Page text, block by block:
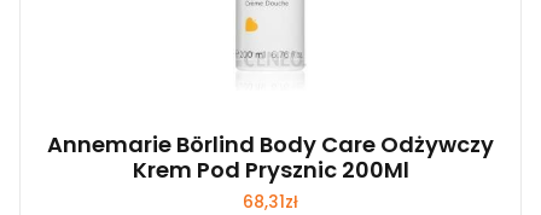
Annemarie Börlind Body Care Odżywczy
Krem Pod Prysznic 200Ml
68,31zł